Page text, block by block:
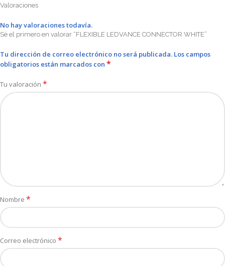
Valoraciones
No hay valoraciones todavía.
Sé el primero en valorar “FLEXIBLE LEDVANCE CONNECTOR WHITE”
Tu dirección de correo electrónico no será publicada. Los campos
obligatorios están marcados con *
Tu valoración *
Nombre *
Correo electrónico *